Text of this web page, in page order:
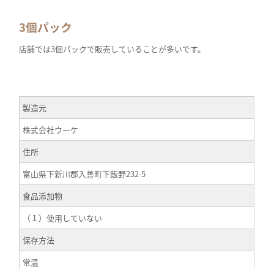
3個パック
店舗では3個パックで販売していることが多いです。
製造元
株式会社ウーケ
住所
富山県下新川郡入善町下飯野232-5
食品添加物
（１）使用していない
保存方法
常温